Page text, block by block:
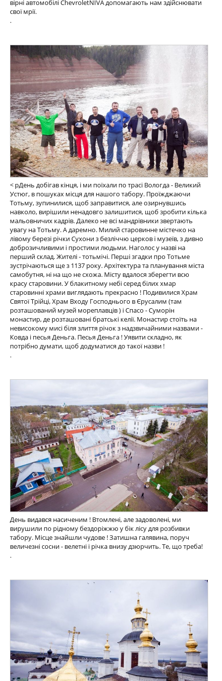
вірні автомобілі ChevroletNIVA допомагають нам здійснювати
свої мрії.
.
< pДень добігав кінця, і ми поїхали по трасі Вологда - Великий
Устюг, в пошуках місця для нашого табору. Проїжджаючи
Тотьму, зупинилися, щоб заправитися, але озирнувшись
навколо, вирішили ненадовго залишитися, щоб зробити кілька
мальовничих кадрів. Далеко не всі мандрівники звертають
увагу на Тотьму. А даремно. Милий старовинне містечко на
лівому березі річки Сухони з безліччю церков і музеїв, з дивно
доброзичливими і простими людьми. Наголос у назві на
перший склад. Жителі - тотьмічі. Перші згадки про Тотьме
зустрічаються ще з 1137 року. Архітектура та планування міста
самобутня, ні на що не схожа. Місту вдалося зберегти всю
красу старовини. У блакитному небі серед білих хмар
старовинні храми виглядають прекрасно ! Подивилися Храм
Святої Трійці, Храм Входу Господнього в Єрусалим (там
розташований музей мореплавців ) і Спасо - Суморін
монастир, де розташовані братські келії. Монастир стоїть на
невисокому мисі біля злиття річок з надзвичайними назвами -
Ковда і песья Деньга. Песья Деньга ! Уявити складно, як
потрібно думати, щоб додуматися до такої назви !
.
День видався насиченим ! Втомлені, але задоволені, ми
вирушили по рідному бездоріжжю у бік лісу для розбивки
табору. Місце знайшли чудове ! Затишна галявина, поруч
величезні сосни - велетні і річка внизу дзюрчить. Те, що треба!
.